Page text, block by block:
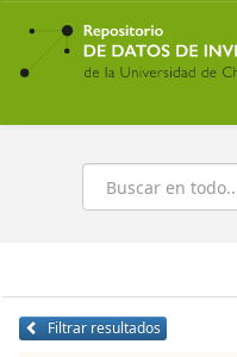
Ir
contenido
principal
Buscar
Filtrar resultados